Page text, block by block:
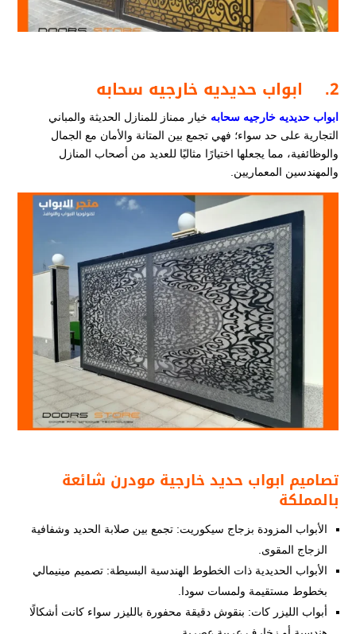
2. ابواب حديديه خارجيه سحابه
ابواب حديديه خارجيه سحابه خيار ممناز للمنازل الحديثة والمباني
التجارية على حد سواء؛ فهي تجمع بين المتانة والأمان مع الجمال
والوظائفية، مما يجعلها اختيارًا مثاليًا للعديد من أصحاب المنازل
والمهندسين المعماريين.
تصاميم ابواب حديد خارجية مودرن شائعة
بالمملكة
الأبواب المزودة بزجاج سيكوريت: تجمع بين صلابة الحديد وشفافية
الزجاج المقوى.
الأبواب الحديدية ذات الخطوط الهندسية البسيطة: تصميم مينيمالي
بخطوط مستقيمة ولمسات سودا.
أبواب الليزر كات: بنقوش دقيقة محفورة بالليزر سواء كانت أشكالًا